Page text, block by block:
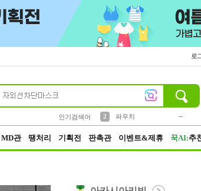
로
인기검색어
2
파우치
MD관 땡처리 기획전 판촉관 이벤트&제휴 꾹AI:추